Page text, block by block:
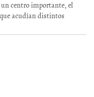
un centro importante, el
acudían distintos